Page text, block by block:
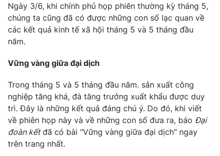
Thế giới đó đây
Câu chuyện quốc tế
Tài chính
Thị trường
Dữ liệu và đời sống
Hậu trường
Nhân vật
Khán giả
Giải sao mai
Giải trí
Điện ảnh
Âm nhạc
Sao
Đời sống
Du lịch
Làm đẹp
Giáo dục
Ngày 3/6, khi chính phủ họp phiên thường kỳ tháng 5,
chúng ta cũng đã có được những con số lạc quan về
các kết quả kinh tế xã hội tháng 5 và 5 tháng đầu
năm.
Vững vàng giữa đại dịch
Trong tháng 5 và 5 tháng đầu năm. sản xuất công
nghiệp tăng khá, đà tăng trưởng xuất khẩu được duy
trì. Đây là những kết quả đáng chú ý. Do đó, khi viết
về phiên họp này và về những con số đưa ra, báo Đại
đoàn kếtđã có bài "Vững vàng giữa đại dịch" ngay
trên trang nhất.